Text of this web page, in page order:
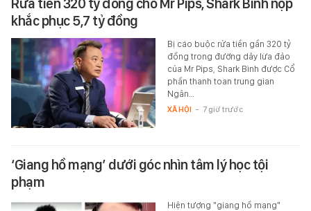
Rửa tiền 320 tỷ đồng cho Mr Pips, Shark Bình nộp
khắc phục 5,7 tỷ đồng
Bị cáo buộc rửa tiền gần 320 tỷ
đồng trong đường dây lừa đảo
của Mr Pips, Shark Bình được Cổ
phần thanh toan trung gian
Ngân…
XÃ HỘI - 7 giờ trước
‘Giang hồ mạng’ dưới góc nhìn tâm lý học tội
phạm
Hiện tượng "giang hồ mạng"